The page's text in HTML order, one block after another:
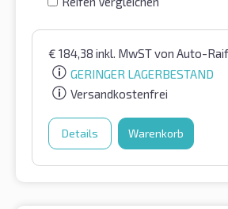
€ 184,38 inkl. MwSTvon Auto-
GERINGER LAGERBESTAND
Versandkostenfrei
Details Warenkorb